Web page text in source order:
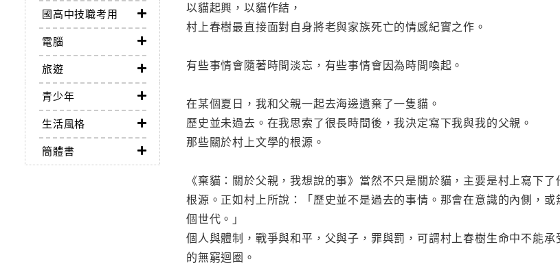
國高中技職考用
電腦
旅遊
青少年
生活風格
簡體書
以貓起興，以貓作結，
村上春樹最直接面對自身將老與家族死亡的情感紀實之作。
有些事情會隨著時間淡忘，有些事情會因為時間喚起。
在某個夏日，我和父親一起去海邊遺棄了一隻貓。
歷史並未過去。在我思索了很長時間後，我決定寫下我與我的父親。
那些關於村上文學的根源。
《棄貓：關於父親，我想說的事》當然不只是關於貓，主要是村上寫下
根源。正如村上所說：「歷史並不是過去的事情。那會在意識的內側，
個世代。」
個人與體制，戰爭與和平，父與子，罪與罰，可謂村上春樹生命中不能
的無窮迴圈。